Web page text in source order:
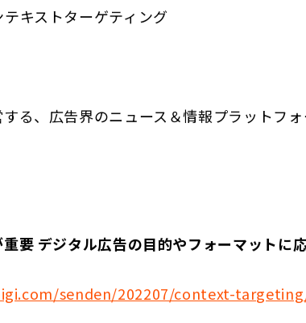
キストターゲティング
る、広告界のニュース＆情報プラットフ
重要 デジタル広告の目的やフォーマットに
senden/202207/context-